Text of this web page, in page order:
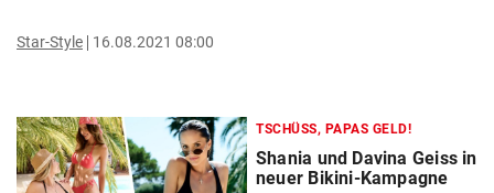
Star-Style 16.08.2021 08:00
TSCHÜSS, PAPAS GELD!
Shania und Davina Geiss in
neuer Bikini-Kampagne